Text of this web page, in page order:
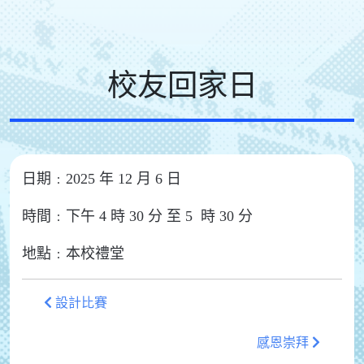
校友回家日
日期﹕2025 年 12 月 6 日
時間﹕下午 4 時 30 分 至 5 時 30 分
地點﹕本校禮堂
設計比賽
感恩崇拜